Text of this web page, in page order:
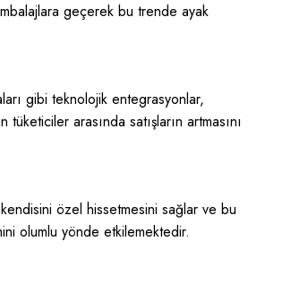
geçerek bu trende ayak
gibi teknolojik entegrasyonlar,
arasında satışların artmasını
özel hissetmesini sağlar ve bu
olumlu yönde etkilemektedir.